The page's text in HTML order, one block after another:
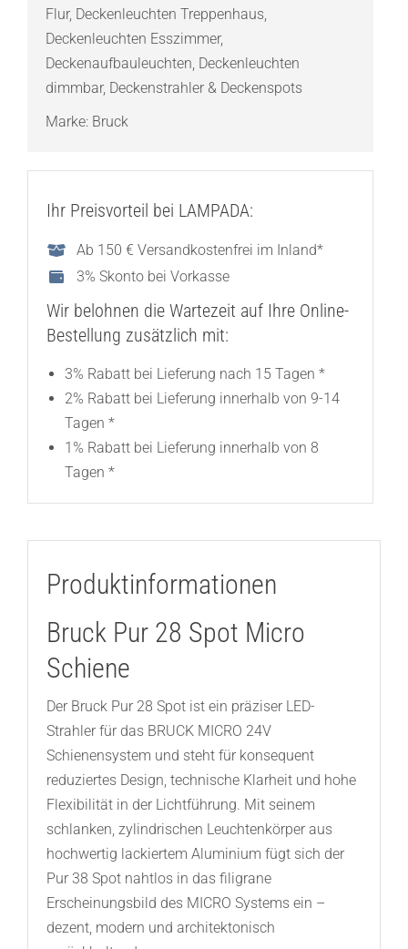
Flur, Deckenleuchten Treppenhaus,
Deckenleuchten Esszimmer,
Deckenaufbauleuchten, Deckenleuchten
dimmbar, Deckenstrahler & Deckenspots
Marke: Bruck
Ihr Preisvorteil bei LAMPADA:
Ab 150 € Versandkostenfrei im Inland*
3% Skonto bei Vorkasse
Wir belohnen die Wartezeit auf Ihre Online-
Bestellung zusätzlich mit:
3% Rabatt bei Lieferung nach 15 Tagen *
2% Rabatt bei Lieferung innerhalb von 9-14
Tagen *
1% Rabatt bei Lieferung innerhalb von 8
Tagen *
Produktinformationen
Bruck Pur 28 Spot Micro
Schiene
Der Bruck Pur 28 Spot ist ein präziser LED-
Strahler für das BRUCK MICRO 24V
Schienensystem und steht für konsequent
reduziertes Design, technische Klarheit und hohe
Flexibilität in der Lichtführung. Mit seinem
schlanken, zylindrischen Leuchtenkörper aus
hochwertig lackiertem Aluminium fügt sich der
Pur 38 Spot nahtlos in das filigrane
Erscheinungsbild des MICRO Systems ein –
dezent, modern und architektonisch